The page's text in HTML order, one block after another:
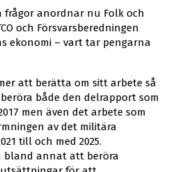
frågor anordnar nu Folk och
och Försvarsberedningen
ekonomi – vart tar pengarna
att berätta om sitt arbete så
både den delrapport som
men även det arbete som
av det militära
till och med 2025.
bland annat att beröra